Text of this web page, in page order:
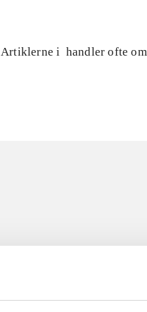
Artiklerne i handler ofte om